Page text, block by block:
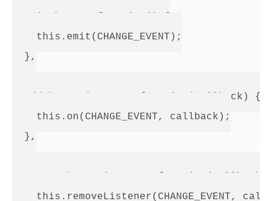
    this.emit(CHANGE_EVENT);
  },
  addChangeListener: function(callback) {
    this.on(CHANGE_EVENT, callback);
  },
this.removeListener(CHANGE_EVENT,